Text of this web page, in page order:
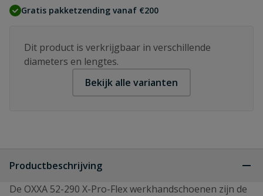
Gratis pakketzending vanaf €200
Dit product is verkrijgbaar in verschillende
diameters en lengtes.
Bekijk alle varianten
Productbeschrijving
De OXXA 52-290 X-Pro-Flex werkhandschoenen zijn de